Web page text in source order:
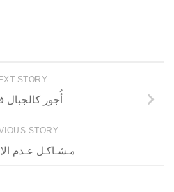
STORY
أُجور
STORY
مـشـاكـل عـدم